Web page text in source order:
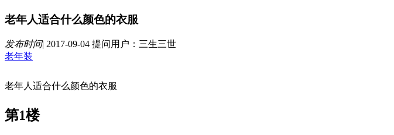
老年人适合什么颜色的衣服
发布时间| 2017-09-04 提问用户：三生三世
老年装
老年人适合什么颜色的衣服
第1楼